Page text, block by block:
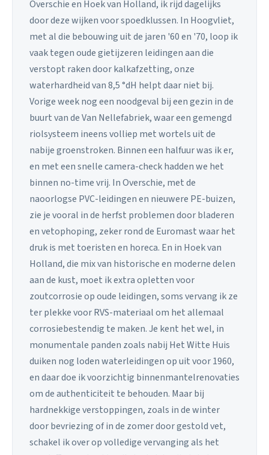
Overschie en Hoek van Holland, ik rijd dagelijks
door deze wijken voor spoedklussen. In Hoogvliet,
met al die bebouwing uit de jaren '60 en '70, loop ik
vaak tegen oude gietijzeren leidingen aan die
verstopt raken door kalkafzetting, onze
waterhardheid van 8,5 °dH helpt daar niet bij.
Vorige week nog een noodgeval bij een gezin in de
buurt van de Van Nellefabriek, waar een gemengd
riolsysteem ineens volliep met wortels uit de
nabije groenstroken. Binnen een halfuur was ik er,
en met een snelle camera-check hadden we het
binnen no-time vrij. In Overschie, met de
naoorlogse PVC-leidingen en nieuwere PE-buizen,
zie je vooral in de herfst problemen door bladeren
en vetophoping, zeker rond de Euromast waar het
druk is met toeristen en horeca. En in Hoek van
Holland, die mix van historische en moderne delen
aan de kust, moet ik extra opletten voor
zoutcorrosie op oude leidingen, soms vervang ik ze
ter plekke voor RVS-materiaal om het allemaal
corrosiebestendig te maken. Je kent het wel, in
monumentale panden zoals nabij Het Witte Huis
duiken nog loden waterleidingen op uit voor 1960,
en daar doe ik voorzichtig binnenmantelrenovaties
om de authenticiteit te behouden. Maar bij
hardnekkige verstoppingen, zoals in de winter
door bevriezing of in de zomer door gestold vet,
schakel ik over op volledige vervanging als het